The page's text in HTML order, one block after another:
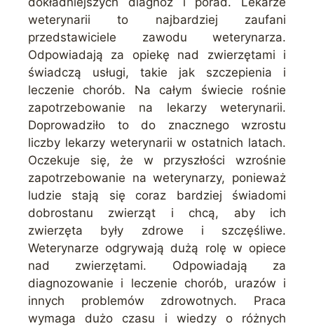
weterynarii to najbardziej zaufani
przedstawiciele zawodu weterynarza.
Odpowiadają za opiekę nad zwierzętami i
świadczą usługi, takie jak szczepienia i
leczenie chorób. Na całym świecie rośnie
zapotrzebowanie na lekarzy weterynarii.
Doprowadziło to do znacznego wzrostu
liczby lekarzy weterynarii w ostatnich latach.
Oczekuje się, że w przyszłości wzrośnie
zapotrzebowanie na weterynarzy, ponieważ
ludzie stają się coraz bardziej świadomi
dobrostanu zwierząt i chcą, aby ich
zwierzęta były zdrowe i szczęśliwe.
Weterynarze odgrywają dużą rolę w opiece
nad zwierzętami. Odpowiadają za
diagnozowanie i leczenie chorób, urazów i
innych problemów zdrowotnych. Praca
wymaga dużo czasu i wiedzy o różnych